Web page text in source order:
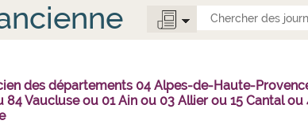
des départements 04 Alpes-de-Haute-
84 Vaucluse ou 01 Ain ou 03 Allier ou 15 Cantal